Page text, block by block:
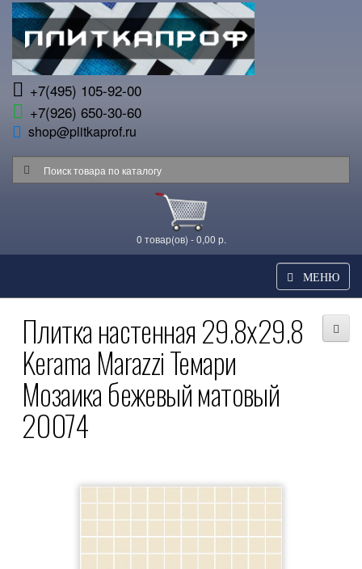
+7(495) 105-92-00
+7(926) 650-30-60
shop@plitkaprof.ru
0 товар(ов) - 0,00 р.
МЕНЮ
Плитка настенная 29.8x29.8
Kerama Marazzi Темари
Мозаика бежевый матовый
20074